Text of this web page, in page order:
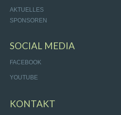
AKTUELLES
SPONSOREN
SOCIAL MEDIA
FACEBOOK
YOUTUBE
KONTAKT